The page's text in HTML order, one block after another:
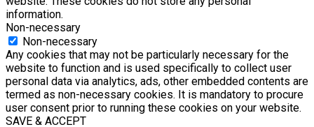
information.
Non-necessary
Non-necessary
Any cookies that may not be particularly necessary for the
website to function and is used specifically to collect user
personal data via analytics, ads, other embedded contents are
termed as non-necessary cookies. It is mandatory to procure
user consent prior to running these cookies on your website.
SAVE & ACCEPT